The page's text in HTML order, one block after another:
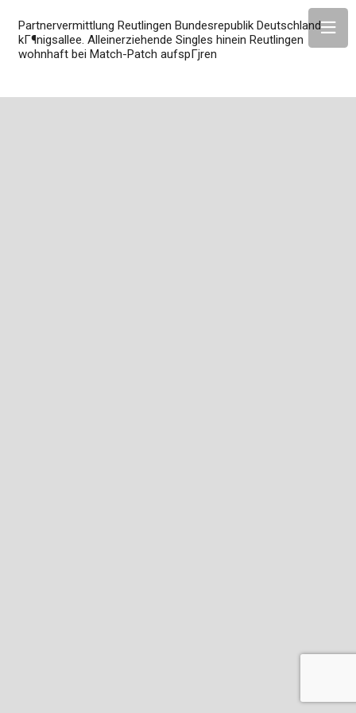
Partnervermittlung Reutlingen Bundesrepublik Deutschland
kГ¶nigsallee. Alleinerziehende Singles hinein Reutlingen
wohnhaft bei Match-Patch aufspГјren